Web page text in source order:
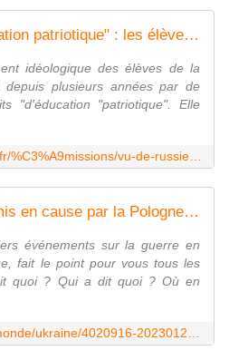
Vu de Russie - "Éducation patriotique" : les élèves russes mobilisés pour soutenir "l'opération spéciale"
idéologique des élèves de la
plusieurs années par de
"d'éducation "patriotique". Elle
Poutine sévèrement mis en cause par la Pologne au 338e jour du conflit
événements sur la guerre en
fait le point pour vous tous les
quoi ? Qui a dit quoi ? Où en